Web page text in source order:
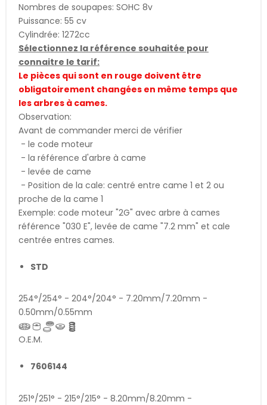
Nombres de soupapes: SOHC 8v
Puissance: 55 cv
Cylindrée: 1272cc
Sélectionnez la référence souhaitée pour
connaitre le tarif:
Le pièces qui sont en rouge doivent être
obligatoirement changées en même temps que
les arbres à cames.
Observation:
Avant de commander merci de vérifier
- le code moteur
- la référence d'arbre à came
- levée de came
- Position de la cale: centré entre came 1 et 2 ou
proche de la came 1
Exemple: code moteur "2G" avec arbre à cames
référence "030 E", levée de came "7.2 mm" et cale
centrée entres cames.
STD
254°/254° - 204°/204° - 7.20mm/7.20mm -
0.50mm/0.55mm
O.E.M.
7606144
251°/251° - 215°/215° - 8.20mm/8.20mm -